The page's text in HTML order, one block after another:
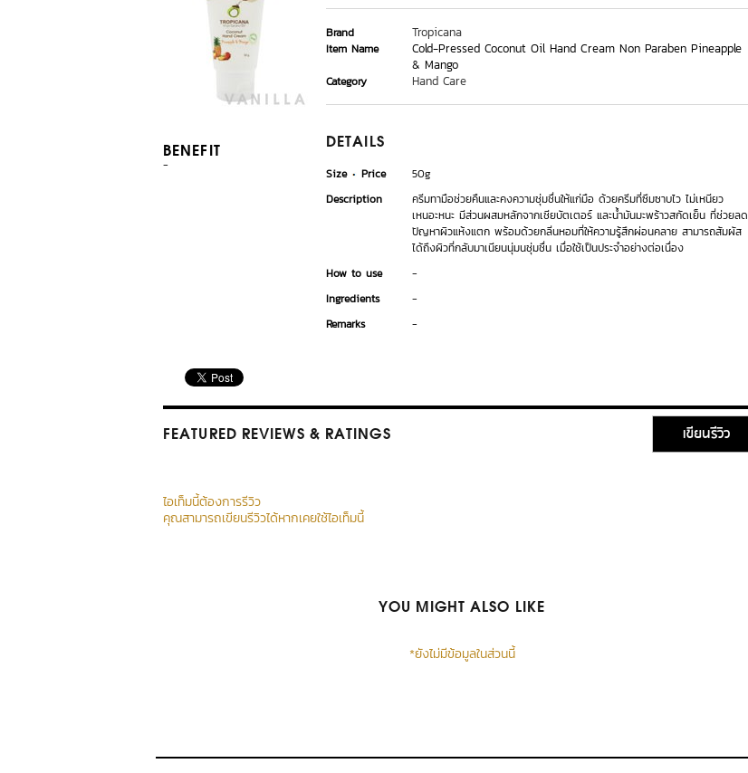
BENEFIT
-
Brand Tropicana
Item Name
Cold-Pressed Coconut Oil Hand Cream Non Paraben Pineapple
& Mango
Category Hand Care
DETAILS
Size Price
50g
Description
ครีมทามือช่วยคืนและคงความชุ่มชื่นให้แก่มือ ด้วยครีมที่ซึมซาบไว ไม่เหนียว
เหนอะหนะ มีส่วนผสมหลักจากเชียบัตเตอร์ และน้ำมันมะพร้าวสกัดเย็น ที่ช่วยลด
ปัญหาผิวแห้งแตก พร้อมด้วยกลิ่นหอมที่ให้ความรู้สึกผ่อนคลาย สามารถสัมผัส
ได้ถึงผิวที่กลับมาเนียนนุ่มนชุ่มชื่น เมื่อใช้เป็นประจำอย่างต่อเนื่อง
How to use
-
Ingredients
-
Remarks
-
FEATURED REVIEWS & RATINGS เขียนรีวิว
ไอเท็มนี้ต้องการรีวิว
คุณสามารถเขียนรีวิวได้หากเคยใช้ไอเท็มนี้
YOU MIGHT ALSO LIKE
*ยังไม่มีข้อมูลในส่วนนี้